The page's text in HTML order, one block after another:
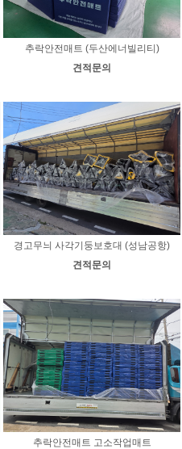
추락안전매트 (두산에너빌리티)
견적문의
경고무늬 사각기둥보호대 (성남공항)
견적문의
추락안전매트 고소작업매트